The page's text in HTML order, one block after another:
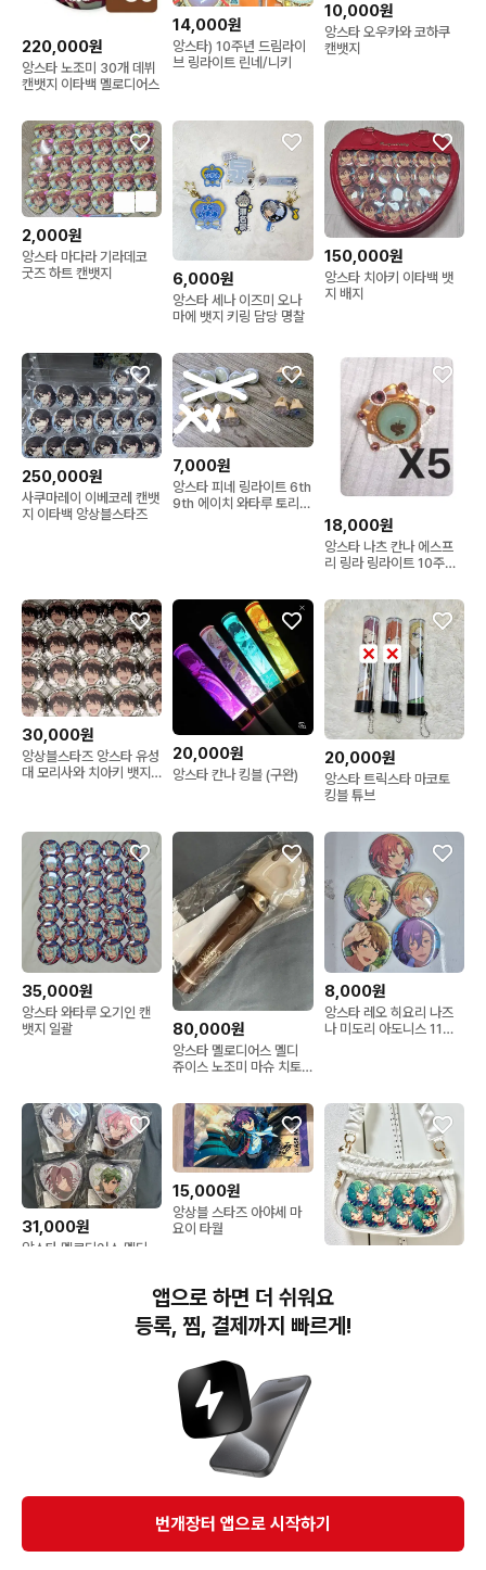
220,000원
앙스타 노조미 30개 데뷔
캔뱃지 이타백 멜로디어스
14,000원
앙스타) 10주년 드림라이
브 링라이트 린네/니키
10,000원
앙스타 오우카와 코하쿠
캔뱃지
2,000원
앙스타 마다라 기라데코
굿즈 하트 캔뱃지
6,000원
앙스타 세나 이즈미 오나
마에 뱃지 키링 담당 명찰
150,000원
앙스타 치아키 이타백 뱃
지 배지
250,000원
사쿠마레이 이베코레 캔뱃
지 이타백 앙상블스타즈
7,000원
앙스타 피네 링라이트 6th
9th 에이치 와타루 토리
18,000원
앙스타 나츠 칸나 에스프
리 링라 링라이트 10주년
30,000원
앙상블스타즈 앙스타 유성
대 모리사와 치아키 뱃지
20,000원
앙스타 칸나 킹블 (구완)
20,000원
앙스타 트릭스타 마코토
킹블 튜브
35,000원
앙스타 와타루 오기인 캔
뱃지 일괄
80,000원
앙스타 멜로디어스 멜디
쥬이스 노조미 마슈 치토
8,000원
앙스타 레오 히요리 나즈
나 미도리 아도니스 11월
31,000원
앙스타 멜로디어스 멜디
15,000원
앙상블 스타즈 아야세 마
요이 타월
판매
번개장터(주) 사업자정보, 이용약관 및 기타 법적고지
번개장터㈜는 통신판매중개자이며, 통신판매의 당사자가 아닙니다. 전자상거래 등에서의
소비자보호에 관한 법률 등 관련 법령 및 번개장터㈜의 약관에 따라 상품, 상품정보, 거래에 관한 책임은
개별 판매자에게 귀속하고, 번개장터㈜는 원칙적으로 회원간 거래에 대하여 책임을 지지 않습니다.
다만, 번개장터㈜가 직접 판매하는 상품에 대한 책임은 번개장터㈜에게 귀속합니다.
APP 다운로드
앱으로 하면 더 쉬워요
등록, 찜, 결제까지 빠르게!
번개장터 앱으로 시작하기